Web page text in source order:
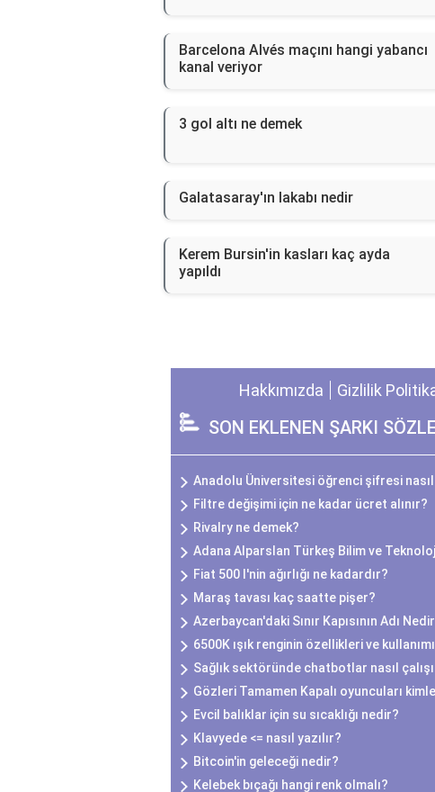
Barcelona Alvés maçını hangi yabancı
kanal veriyor
3 gol altı ne demek
Galatasaray'ın lakabı nedir
Kerem Bursin'in kasları kaç ayda
yapıldı
Hakkımızda Gizlilik
SON EKLENEN ŞARKI
Anadolu Üniversitesi öğrenci şifresi
Filtre değişimi için ne kadar ücret alınır?
Rivalry ne demek?
Adana Alparslan Türkeş Bilim ve
Fiat 500 l'nin ağırlığı ne kadardır?
Maraş tavası kaç saatte pişer?
Azerbaycan'daki Sınır Kapısının Adı
6500K ışık renginin özellikleri ve kullanımı
Sağlık sektöründe chatbotlar nasıl
Gözleri Tamamen Kapalı oyuncuları
Evcil balıklar için su sıcaklığı nedir?
Klavyede <= nasıl yazılır?
Bitcoin'in geleceği nedir?
Kelebek bıçağı hangi renk olmalı?